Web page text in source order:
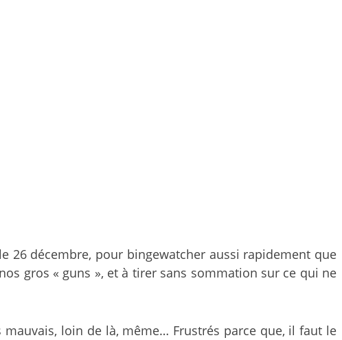
26 décembre, pour bingewatcher aussi rapidement que
gros « guns », et à tirer sans sommation sur ce qui ne
mauvais, loin de là, même… Frustrés parce que, il faut le